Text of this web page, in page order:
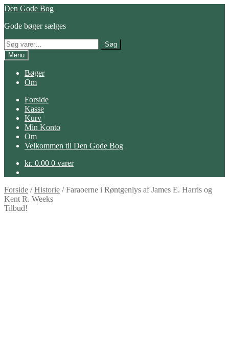
Spring
navigation
Spring
indhold
Den Gode Bog
Gode bøger sælges
Søg
efter:
Søg
Menu
Bøger
Om
Forside
Kasse
Kurv
Min Konto
Om
Velkommen til Den Gode Bog
kr. 0.00 0 varer
Forside /Historie /Faraoerne i Røntgenlys af James E. Harris og
Kent R. Weeks
Tilbud!